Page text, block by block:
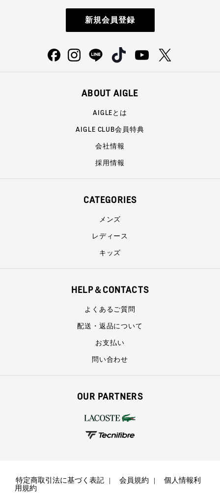
新規会員登録
ABOUT AIGLE
AIGLEとは
AIGLE CLUB会員特典
会社情報
採用情報
CATEGORIES
メンズ
レディース
キッズ
HELP＆CONTACTS
よくあるご質問
配送・返品について
お支払い
問い合わせ
OUR PARTNERS
特定商取引法に基づく表記 会員規約
個人情報利
用規約